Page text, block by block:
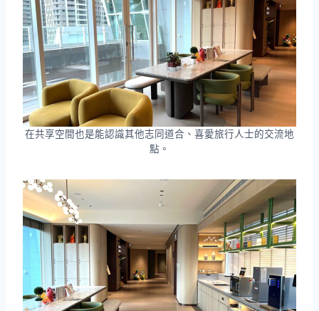
在共享空間也是能認識其他志同道合、喜愛旅行人士的交流地
點。